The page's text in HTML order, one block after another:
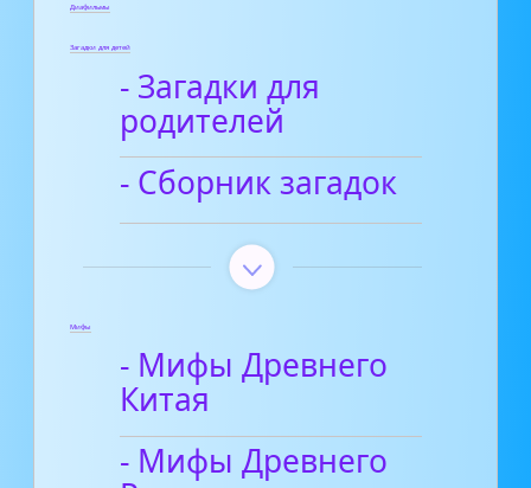
Диафильмы
Загадки для детей
- Загадки для
родителей
- Сборник загадок
Мифы
- Мифы Древнего
Китая
- Мифы Древнего